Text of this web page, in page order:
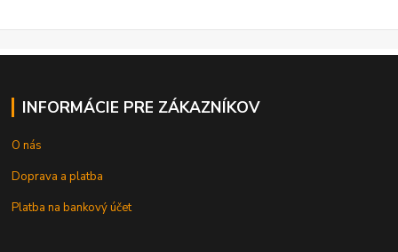
INFORMÁCIE PRE ZÁKAZNÍKOV
O nás
Doprava a platba
Platba na bankový účet